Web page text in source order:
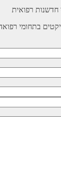
רפואית
בתחומי